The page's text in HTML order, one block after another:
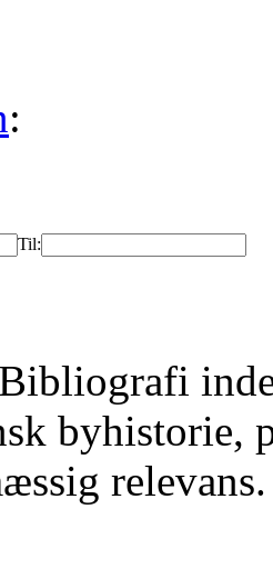
:
Til:
byhistorie,
relevans.